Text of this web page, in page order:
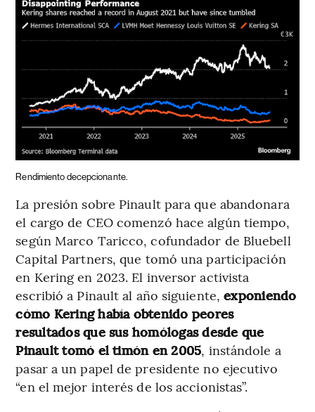
Rendimiento decepcionante.
La presión sobre Pinault para que abandonara
el cargo de CEO comenzó hace algún tiempo,
según Marco Taricco, cofundador de Bluebell
Capital Partners, que tomó una participación
en Kering en 2023. El inversor activista
escribió a Pinault al año siguiente,exponiendo
cómo Kering había obtenido peores
resultados que sus homólogas desde que
Pinault tomó el timón en 2005, instándole a
pasar a un papel de presidente no ejecutivo
“en el mejor interés de los accionistas”.